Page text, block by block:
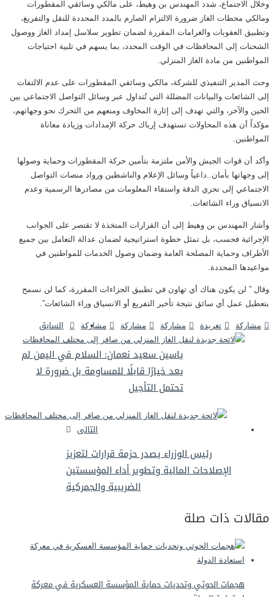
وخلال الاجتماع، شدد المهندس بن وهيط، على مالكي وسائقي المقطورات
ومالكي محطات الغاز ضرورة الالتزام الصارم بالمدد المحددة للنقل والتفريغ،
وتطبيق العقوبات والغرامات المقررة لضمان تطوير سلاسل إمداد الغاز ووصول
الشحنات إلى المحافظات في الوقت المحدد، بما يسهم في تلبية احتياجات
المواطنين من مادة الغاز المنزلي.
وحث المدير التنفيذي للشركة، مالكي وسائقي المقطورات على عدم الالتفات
إلى الشائعات والبيانات المضللة التي تُتداول عبر وسائل التواصل الاجتماعي بين
الحين والآخر، والتي تهدف إلى إثارة المخاوف ومنعهم من التحرك نحو وجهاتهم،
مؤكداً أن هذه المحاولات تستهدف إرباك حركة الإمدادات وزيادة معاناة
المواطنين.
وأكد أن قوات الجيش والأمن ملتزمة بتأمين حركة المقطورات وحماية وصولها
إلى وجهاتها بأمان..داعياً وسائل الإعلام والناشطين ورواد منصات التواصل
الاجتماعي إلى تحري الدقة واستقاء المعلومات من مصادرها الرسمية وعدم
الانسياق وراء الشائعات.
وأشار المهندس بن وهيط إلى أن القرارات المتخذة لا تقتصر على الجوانب
الإجرائية فحسب، بل تمثل خطوة استراتيجية لضمان عدالة التعامل بين جميع
الأطراف وحماية المصلحة العامة وضمان وصول الخدمات للمواطنين في
مواعيدها المحددة.
وقال ” لن يكون هناك أي تهاون في تطبيق الجزاءات المقررة، كما لن نسمح
بتعطيل عمل أي سائق نتيجة تأخير التفريغ أو الانسياق وراء الشائعات”.
مشاركة تغريدة مشاركة مشاركة مشاركة السابق
ياسين سعيد نعمان: السلام في اليمن لم
يعد خيارًا قابلًا للمساومة بل ضرورة لا
تحتمل التأجيل
التالى
رئيس الوزراء يصدر حزمة قرارات لتعزيز
الإصلاحات المالية وتطوير أداء المؤسستين
الضريبية والجمركية
مقالات ذات صلة
هجمات الحوثي وتحديات حماية المؤسسة العسكرية في معركة